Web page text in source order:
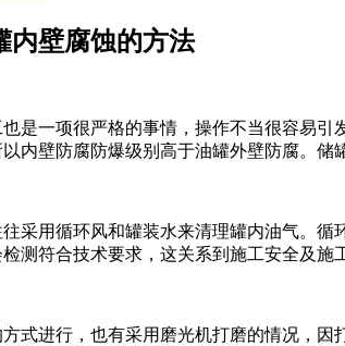
内壁腐蚀的方法
是一项很严格的事情，操作不当很容易引
内壁防腐防爆级别高于油罐外壁防腐。储
采用循环风和罐装水来清理罐内油气。
测符合技术要求，这关系到施工安全及施
式进行，也有采用磨光机打磨的情况，